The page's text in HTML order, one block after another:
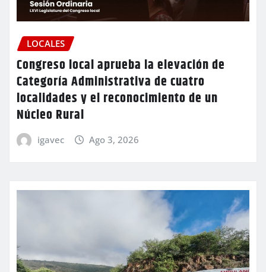
LOCALES
Congreso local aprueba la elevación de
Categoría Administrativa de cuatro
localidades y el reconocimiento de un
Núcleo Rural
igavec Ago 3, 2026